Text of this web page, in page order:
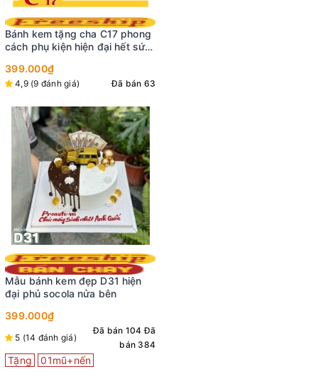
Bánh kem tặng cha C17 phong
cách phụ kiện hiện đại hết sức
399.000₫
4,9 (9 đánh giá) Đã bán 63
Mẫu bánh kem đẹp D31 hiện
đại phủ socola nửa bên
399.000₫
5 (14 đánh giá)
Đã bán 104 Đã
bán 384
Tặng 01mũ+nến